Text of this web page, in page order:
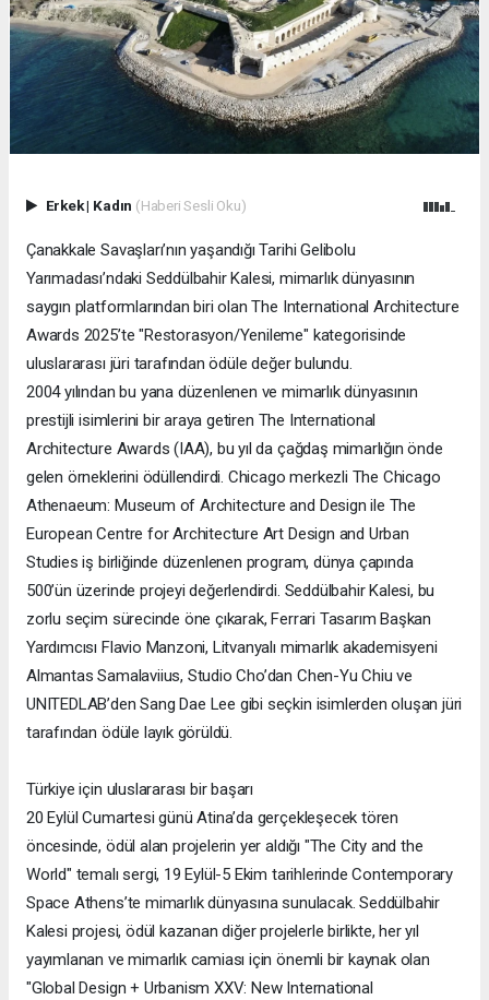
Erkek| Kadın (Haberi Sesli Oku)
Çanakkale Savaşları’nın yaşandığı Tarihi Gelibolu
Yarımadası’ndaki Seddülbahir Kalesi, mimarlık dünyasının
saygın platformlarından biri olan The International Architecture
Awards 2025’te "Restorasyon/Yenileme" kategorisinde
uluslararası jüri tarafından ödüle değer bulundu.
2004 yılından bu yana düzenlenen ve mimarlık dünyasının
prestijli isimlerini bir araya getiren The International
Architecture Awards (IAA), bu yıl da çağdaş mimarlığın önde
gelen örneklerini ödüllendirdi. Chicago merkezli The Chicago
Athenaeum: Museum of Architecture and Design ile The
European Centre for Architecture Art Design and Urban
Studies iş birliğinde düzenlenen program, dünya çapında
500’ün üzerinde projeyi değerlendirdi. Seddülbahir Kalesi, bu
zorlu seçim sürecinde öne çıkarak, Ferrari Tasarım Başkan
Yardımcısı Flavio Manzoni, Litvanyalı mimarlık akademisyeni
Almantas Samalaviius, Studio Cho’dan Chen-Yu Chiu ve
UNITEDLAB’den Sang Dae Lee gibi seçkin isimlerden oluşan jüri
tarafından ödüle layık görüldü.
Türkiye için uluslararası bir başarı
20 Eylül Cumartesi günü Atina’da gerçekleşecek tören
öncesinde, ödül alan projelerin yer aldığı "The City and the
World" temalı sergi, 19 Eylül-5 Ekim tarihlerinde Contemporary
Space Athens’te mimarlık dünyasına sunulacak. Seddülbahir
Kalesi projesi, ödül kazanan diğer projelerle birlikte, her yıl
yayımlanan ve mimarlık camiası için önemli bir kaynak olan
"Global Design + Urbanism XXV: New International